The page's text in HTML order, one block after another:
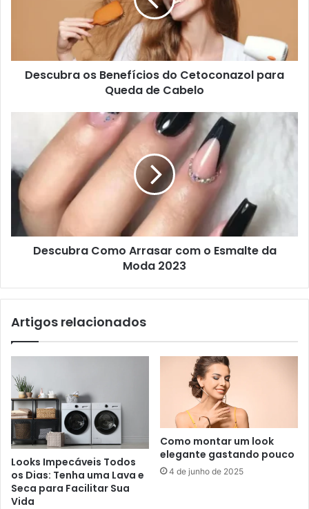
Descubra os Benefícios do Cetoconazol para
Queda de Cabelo
Descubra Como Arrasar com o Esmalte da
Moda 2023
Artigos relacionados
Looks Impecáveis Todos
os Dias: Tenha uma Lava e
Seca para Facilitar Sua
Vida
Como montar um look
elegante gastando pouco
4 de junho de 2025